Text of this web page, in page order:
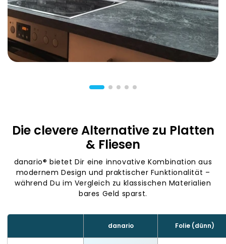
Die clevere Alternative zu Platten
& Fliesen
danario® bietet Dir eine innovative Kombination aus
modernem Design und praktischer Funktionalität –
während Du im Vergleich zu klassischen Materialien
bares Geld sparst.
danario Folie (dünn)